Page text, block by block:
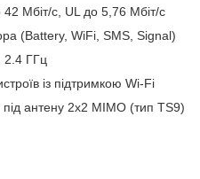
Мбіт/с, UL до 5,76 Мбіт/с
(Battery, WiFi, SMS, Signal)
2.4 ГГц
із підтримкою Wi-Fi
антену 2х2 MIMO (тип TS9)